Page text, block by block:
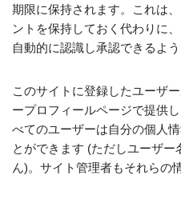
期限に保持されます。これは
ントを保持しておく代わりに
自動的に認識し承認できるよう
このサイトに登録したユーザ
ープロフィールページで提供
べてのユーザーは自分の個人
とができます (ただしユーザ
ん)。サイト管理者もそれらの